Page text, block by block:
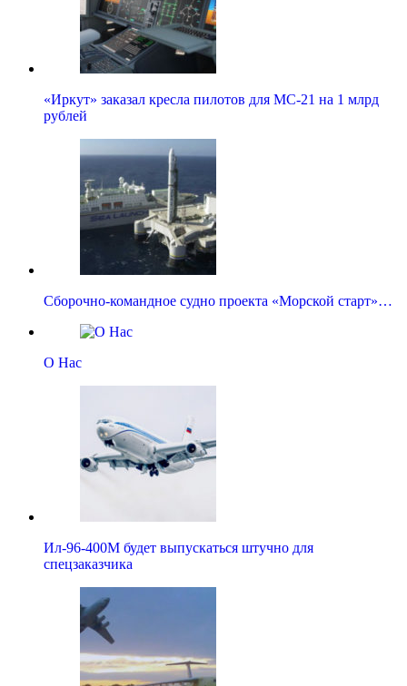
«Иркут» заказал кресла пилотов для МС-21 на 1 млрд
рублей
Сборочно-командное судно проекта «Морской старт»…
О Нас
Ил-96-400М будет выпускаться штучно для
спецзаказчика